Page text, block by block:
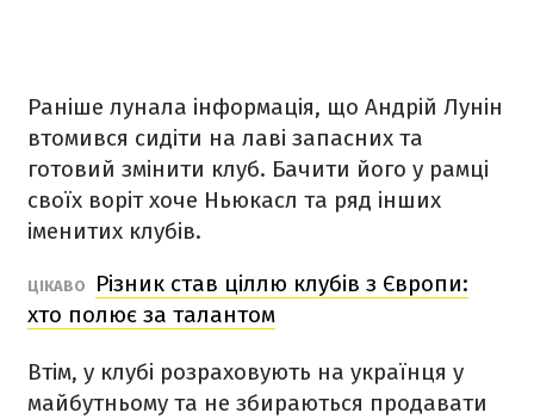
Раніше лунала інформація, що Андрій Лунін
втомився сидіти на лаві запасних та
готовий змінити клуб. Бачити його у рамці
своїх воріт хоче Ньюкасл та ряд інших
іменитих клубів.
ЦІКАВО
Різник став ціллю клубів з Європи:
хто полює за талантом
Втім, у клубі розраховують на українця у
майбутньому та не збираються продавати